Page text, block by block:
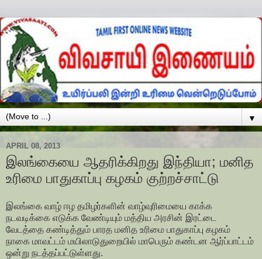
▼
APRIL 08, 2013
இலங்கையை ஆதரிக்கிறது இந்தியா; மனித
உரிமை பாதுகாப்பு கழகம் குற்றச்சாட்டு
இலங்கை வாழ் ஈழ தமிழர்களின் வாழ்வுரிமையை காக்க
நடவடிக்கை எடுக்க வேண்டியும் மத்திய அரசின் இரட்டை
வேடத்தை கண்டித்தும் பாரத மனித உரிமை பாதுகாப்பு கழகம்
நாகை மாவட்டம் மயிலாடுதுறையில் மாபெரும் கண்டன ஆர்ப்பாட்டம்
ஒன்று நடத்தப்பட்டுள்ளது.